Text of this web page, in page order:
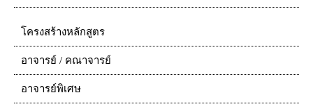
โครงสร้างหลักสูตร
อาจารย์ / คณาจารย์
อาจารย์พิเศษ